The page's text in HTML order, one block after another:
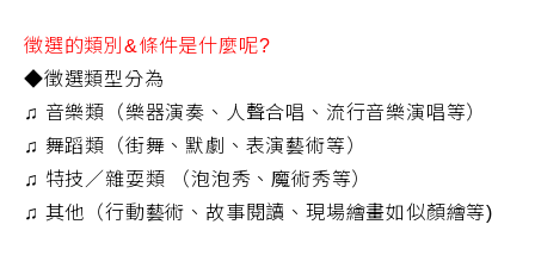
徵選的類別 &條件是什麼呢?
◆徵選類型分為
♫ 音樂類（樂器演奏、人聲合唱、流行音樂演唱等）
♫ 舞蹈類（街舞、默劇、表演藝術等）
♫ 特技／雜耍類 （泡泡秀、魔術秀等）
♫ 其他（行動藝術、故事閱讀、現場繪畫如似顏繪等)